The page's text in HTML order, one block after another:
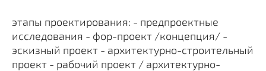
этапы проектирования: - предпроектные
исследования - фор-проект /концепция/ -
эскизный проект - архитектурно-строительный
проект - рабочий проект / архитектурно-